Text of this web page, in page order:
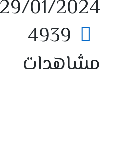
29/01/2024
4939
مشاهدات